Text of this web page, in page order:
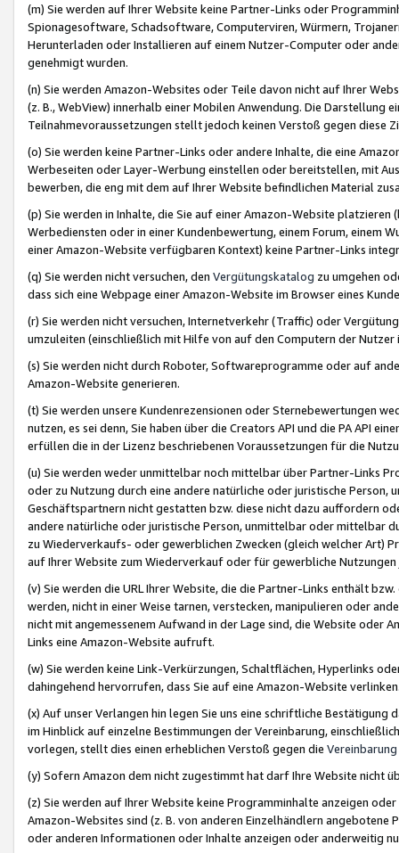
(m) Sie werden auf Ihrer Website keine Partner-Links oder
Spionagesoftware, Schadsoftware, Computerviren, Würmern,
Herunterladen oder Installieren auf einem Nutzer-Computer oder
genehmigt wurden.
(n) Sie werden Amazon-Websites oder Teile davon nicht auf Ihrer
(z. B., WebView) innerhalb einer Mobilen Anwendung. Die Darstellung
Teilnahmevoraussetzungen stellt jedoch keinen Verstoß gegen diese
(o) Sie werden keine Partner-Links oder andere Inhalte, die eine
Werbeseiten oder Layer-Werbung einstellen oder bereitstellen, mit
bewerben, die eng mit dem auf Ihrer Website befindlichen Material
(p) Sie werden in Inhalte, die Sie auf einer Amazon-Website
Werbediensten oder in einer Kundenbewertung, einem Forum, einem
einer Amazon-Website verfügbaren Kontext) keine Partner-Links
(q) Sie werden nicht versuchen, den Vergütungskatalog zu umgehen
dass sich eine Webpage einer Amazon-Website im Browser eines
(r) Sie werden nicht versuchen, Internetverkehr (Traffic) oder
umzuleiten (einschließlich mit Hilfe von auf den Computern der
(s) Sie werden nicht durch Roboter, Softwareprogramme oder auf
Amazon-Website generieren.
(t) Sie werden unsere Kundenrezensionen oder Sternebewertungen
nutzen, es sei denn, Sie haben über die Creators API und die PA API
erfüllen die in der Lizenz beschriebenen Voraussetzungen für die
(u) Sie werden weder unmittelbar noch mittelbar über Partner-Links
oder zu Nutzung durch eine andere natürliche oder juristische
Geschäftspartnern nicht gestatten bzw. diese nicht dazu auffordern
andere natürliche oder juristische Person, unmittelbar oder mittelbar
zu Wiederverkaufs- oder gewerblichen Zwecken (gleich welcher Art)
auf Ihrer Website zum Wiederverkauf oder für gewerbliche
(v) Sie werden die URL Ihrer Website, die die Partner-Links enthält
werden, nicht in einer Weise tarnen, verstecken, manipulieren oder
nicht mit angemessenem Aufwand in der Lage sind, die Website oder
Links eine Amazon-Website aufruft.
(w) Sie werden keine Link-Verkürzungen, Schaltflächen, Hyperlinks
dahingehend hervorrufen, dass Sie auf eine Amazon-Website
(x) Auf unser Verlangen hin legen Sie uns eine schriftliche
im Hinblick auf einzelne Bestimmungen der Vereinbarung,
vorlegen, stellt dies einen erheblichen Verstoß gegen die Vereinbarung
(y) Sofern Amazon dem nicht zugestimmt hat darf Ihre Website nicht
(z) Sie werden auf Ihrer Website keine Programminhalte anzeigen
Amazon-Websites sind (z. B. von anderen Einzelhändlern
oder anderen Informationen oder Inhalte anzeigen oder anderweitig